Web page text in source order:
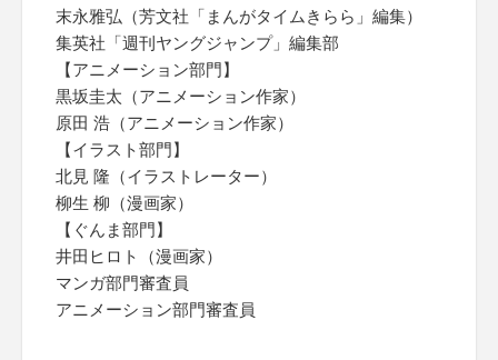
末永雅弘（芳文社「まんがタイムきらら」編集）
集英社「週刊ヤングジャンプ」編集部
【アニメーション部門】
黒坂圭太（アニメーション作家）
原田 浩（アニメーション作家）
【イラスト部門】
北見 隆（イラストレーター）
柳生 柳（漫画家）
【ぐんま部門】
井田ヒロト（漫画家）
マンガ部門審査員
アニメーション部門審査員